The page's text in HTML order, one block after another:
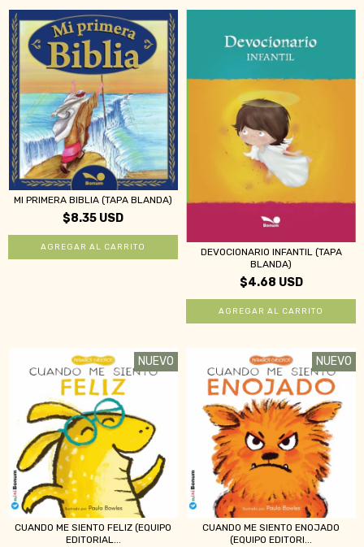
MI PRIMERA BIBLIA (TAPA BLANDA)
$8.35 USD
DEVOCIONARIO INFANTIL (TAPA
BLANDA)
$4.68 USD
NUEVO
CUANDO ME SIENTO FELIZ (EQUIPO
EDITORIAL...
NUEVO
CUANDO ME SIENTO ENOJADO
(EQUIPO EDITORI...